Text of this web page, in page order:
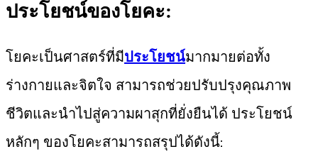
ประโยชน์ของโยคะ:
โยคะเป็นศาสตร์ที่มีประโยชน์มากมายต่อทั้ง
ร่างกายและจิตใจ สามารถช่วยปรับปรุงคุณภาพ
ชีวิตและนำไปสู่ความผาสุกที่ยั่งยืนได้ ประโยชน์
หลักๆ ของโยคะสามารถสรุปได้ดังนี้: